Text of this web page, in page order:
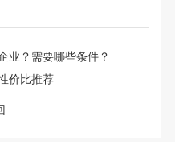
业？需要哪些条件？
价比推荐